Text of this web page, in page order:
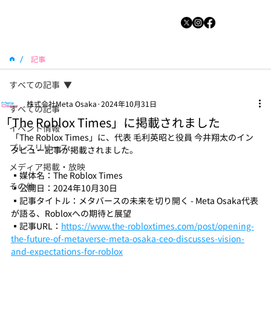
/ 記事
すべての記事
イベント情報
プレスリリース
メディア掲載・放映
その他
すべての記事
「The Roblox Times」に掲載されました
株式会社Meta Osaka 2024年10月31日
「The Roblox Times」に、代表 毛利英昭と役員 今井翔太のイン
タビュー記事が掲載されました。
▪️媒体名：The Roblox Times
▪️公開日：2024年10月30日
▪️記事タイトル：メタバースの未来を切り開く - Meta Osaka代表
が語る、Robloxへの期待と展望
▪️記事URL： https://www.the-robloxtimes.com/post/opening-
the-future-of-metaverse-meta-osaka-ceo-discusses-vision-
and-expectations-for-roblox